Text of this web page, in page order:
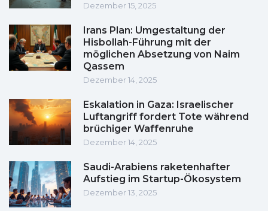
Dezember 15, 2025
Irans Plan: Umgestaltung der
Hisbollah-Führung mit der
möglichen Absetzung von Naim
Qassem
Dezember 14, 2025
Eskalation in Gaza: Israelischer
Luftangriff fordert Tote während
brüchiger Waffenruhe
Dezember 14, 2025
Saudi-Arabiens raketenhafter
Aufstieg im Startup-Ökosystem
Dezember 13, 2025